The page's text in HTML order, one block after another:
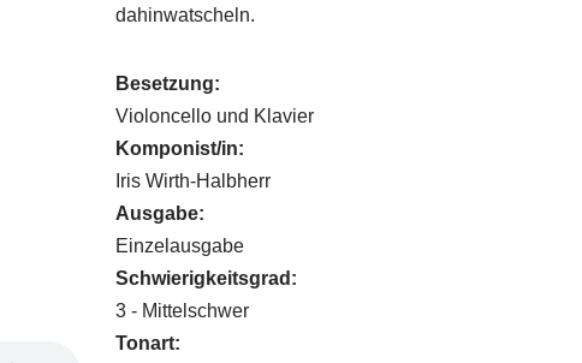
dahinwatscheln.
Besetzung:
Violoncello und Klavier
Komponist/in:
Iris Wirth-Halbherr
Ausgabe:
Einzelausgabe
Schwierigkeitsgrad:
3 - Mittelschwer
Tonart: